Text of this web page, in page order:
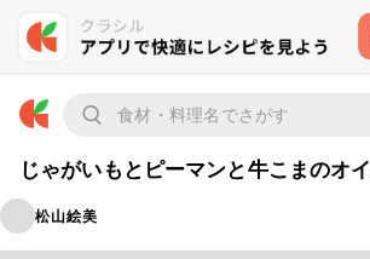
じゃがいもとピーマンと牛こまのオ
松山絵美